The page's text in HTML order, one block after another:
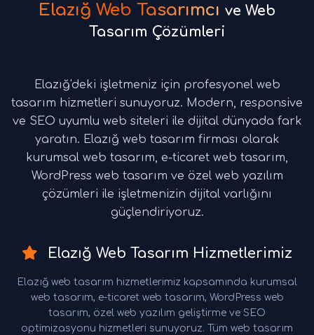
Elazığ Web Tasarımcı ve Web
Tasarım Çözümleri
Elazığ'deki işletmeniz için profesyonel web
tasarım hizmetleri sunuyoruz. Modern, responsive
ve SEO uyumlu web siteleri ile dijital dünyada fark
yaratın. Elazığ web tasarım firması olarak
kurumsal web tasarım, e-ticaret web tasarım,
WordPress web tasarım ve özel web yazılım
çözümleri ile işletmenizin dijital varlığını
güçlendiriyoruz.
Elazığ Web Tasarım Hizmetlerimiz
Elazığ web tasarım hizmetlerimiz kapsamında kurumsal
web tasarım, e-ticaret web tasarım, WordPress web
tasarım, özel web yazılım geliştirme ve SEO
optimizasyonu hizmetleri sunuyoruz. Tüm web tasarım